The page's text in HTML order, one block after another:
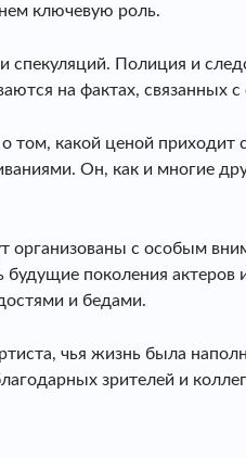
ключевую роль.
спекуляций. Полиция и
на фактах, связанных
том, какой ценой
Он, как и многие
организованы с особым
будущие поколения
и бедами.
чья жизнь была
зрителей и